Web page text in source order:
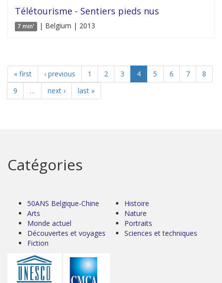
Télétourisme - Sentiers pieds nus
7 min' | Belgium | 2013
« first ‹ previous 1 2 3 4 5 6 7
8
9
… next › last »
Catégories
50ANS Belgique-Chine
Arts
Monde actuel
Découvertes et voyages
Fiction
Histoire
Nature
Portraits
Sciences et techniques